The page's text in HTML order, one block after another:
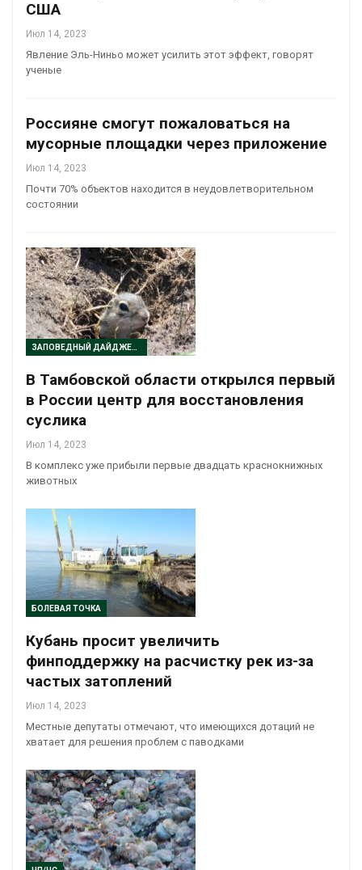
США
Июл 14, 2023
Явление Эль-Ниньо может усилить этот эффект, говорят
ученые
Россияне смогут пожаловаться на
мусорные площадки через приложение
Июл 14, 2023
Почти 70% объектов находится в неудовлетворительном
состоянии
ЗАПОВЕДНЫЙ ДАЙДЖЕСТ
В Тамбовской области открылся первый
в России центр для восстановления
суслика
Июл 14, 2023
В комплекс уже прибыли первые двадцать краснокнижных
животных
БОЛЕВАЯ ТОЧКА
Кубань просит увеличить
финподдержку на расчистку рек из-за
частых затоплений
Июл 14, 2023
Местные депутаты отмечают, что имеющихся дотаций не
хватает для решения проблем с паводками